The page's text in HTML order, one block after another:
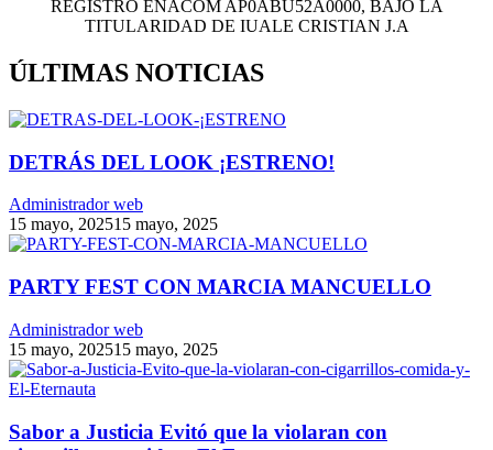
REGISTRO ENACOM AP0ABU52A0000, BAJO LA
TITULARIDAD DE IUALE CRISTIAN J.A
ÚLTIMAS NOTICIAS
DETRÁS DEL LOOK ¡ESTRENO!
Administrador web
15 mayo, 202515 mayo, 2025
PARTY FEST CON MARCIA MANCUELLO
Administrador web
15 mayo, 202515 mayo, 2025
Sabor a Justicia Evitó que la violaran con